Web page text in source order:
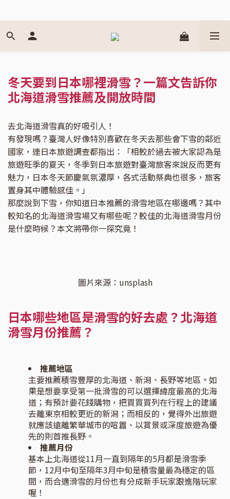
冬天要到日本哪裡滑雪？一篇文告訴你
北海道滑雪推薦及開放時間
去北海道滑雪真的好吸引人！
有發現嗎？臺灣人好像特別喜歡在冬天去那些會下雪的鄰近
國家，連日本旅遊調查都指出：「相較於過去被大家認為是
旅遊旺季的夏天，冬季到日本旅遊對臺灣旅客來說反而更有
魅力，日本冬天節慶氣氛濃厚，各式活動祭典也很多，旅客
置身其中體驗感佳。」
那麼說到下雪，你知道日本推薦的滑雪地區在哪邊嗎？其中
較知名的北海道滑雪場又有哪些呢？較佳的北海道滑雪月份
是什麼時候？本文將帶你一探究竟！
圖片來源：unsplash
日本哪些地區是滑雪的好去處？北海道
滑雪月份推薦？
推薦地區
主要推薦積雪豐厚的北海道、新潟、長野等地區。如
果是想要享受第一批滑雪的可以選擇緯度最高的北海
道；有預計要花錢購物，把買買買列在行程上的建議
去離東京相較更近的新潟；而相反的，覺得外出旅遊
就應該遠離繁華城市的喧囂、以賞景或深度旅遊為優
先的則首推長野。
推薦月份
基本上北海道從11月一直到隔年的5月都是滑雪季
節，12月中旬至隔年3月中旬是積雪量最為穩定的區
間，而合適滑雪的月份也有分成新手玩家跟進階玩家
喔！